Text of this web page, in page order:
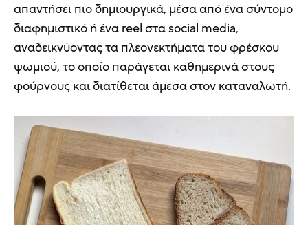
απαντήσει πιο δημιουργικά, μέσα από ένα σύντομο
διαφημιστικό ή ένα reel στα social media,
αναδεικνύοντας τα πλεονεκτήματα του φρέσκου
ψωμιού, το οποίο παράγεται καθημερινά στους
φούρνους και διατίθεται άμεσα στον καταναλωτή.